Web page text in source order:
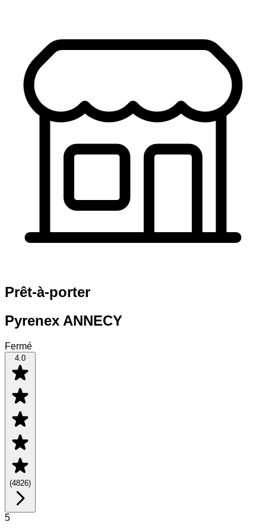
Prêt-à-porter
Pyrenex ANNECY
Fermé
4.0
(4826)
5